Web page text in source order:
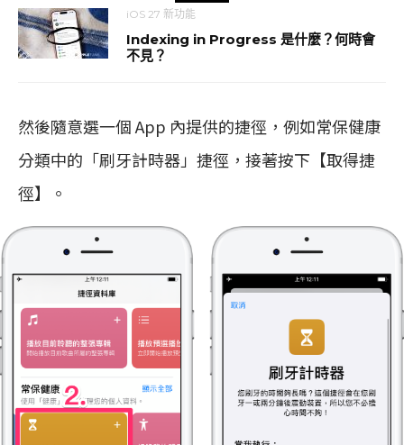
iOS 27 新功能
Indexing in Progress 是什麼？何時會
不見？
然後隨意選一個 App 內提供的捷徑，例如常保健康
分類中的「刷牙計時器」捷徑，接著按下【取得捷
徑】。